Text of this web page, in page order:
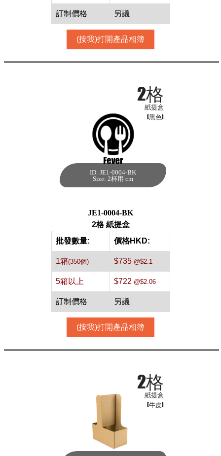
訂制價格 另議
(按我)打開產品相簿
2格
紙提盒
[黑色]
ID: JE1-0004-BK
Size: 2杯用 cm
2格 紙提盒[黑
色,350個]
JE1-0004-BK
2格 紙提盒
批發數量:
價格HKD:
1箱(350個) $735@$2.1
5箱以上 $722@$2.06
訂制價格 另議
(按我)打開產品相簿
2格
紙提盒
[牛皮]